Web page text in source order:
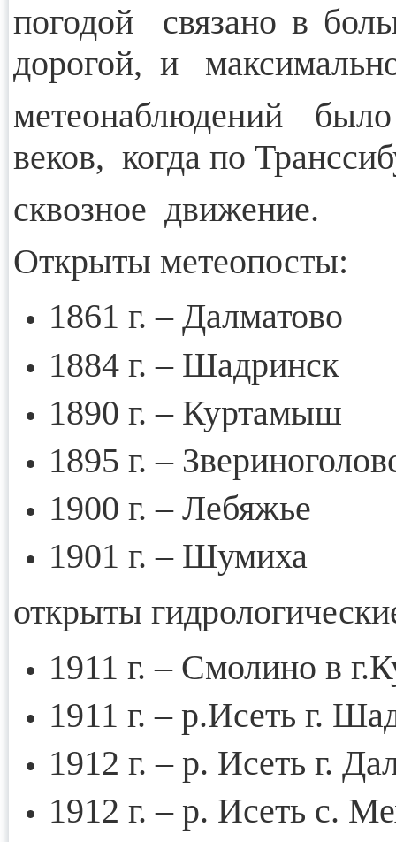
погодой связано в
дорогой, и
метеонаблюдений
веков, когда по
сквозное движение.
Открыты метеопосты:
1861 г. – Далматово
1884 г. – Шадринск
1890 г. – Куртамыш
1895 г. –
1900 г. – Лебяжье
1901 г. – Шумиха
открыты
1911 г. – Смолино в
1911 г. – р.Исеть г.
1912 г. – р. Исеть г.
1912 г. – р. Исеть с.